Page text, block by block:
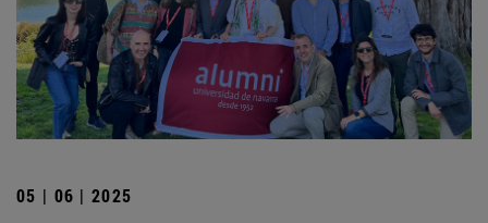
05 | 06 | 2025